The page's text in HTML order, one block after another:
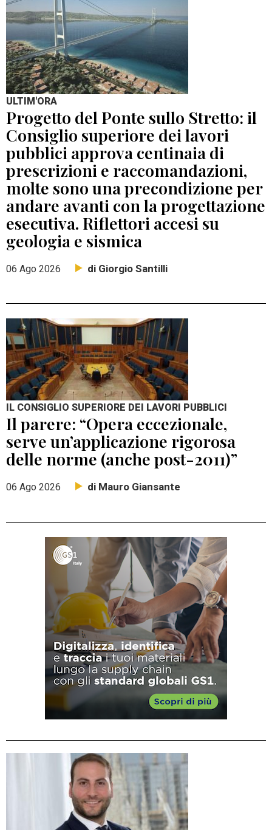
ULTIM'ORA
Progetto del Ponte sullo Stretto: il
Consiglio superiore dei lavori
pubblici approva centinaia di
prescrizioni e raccomandazioni,
molte sono una precondizione per
andare avanti con la progettazione
esecutiva. Riflettori accesi su
geologia e sismica
06 Ago 2026 di Giorgio Santilli
IL CONSIGLIO SUPERIORE DEI LAVORI PUBBLICI
Il parere: “Opera eccezionale,
serve un’applicazione rigorosa
delle norme (anche post-2011)”
06 Ago 2026 di Mauro Giansante